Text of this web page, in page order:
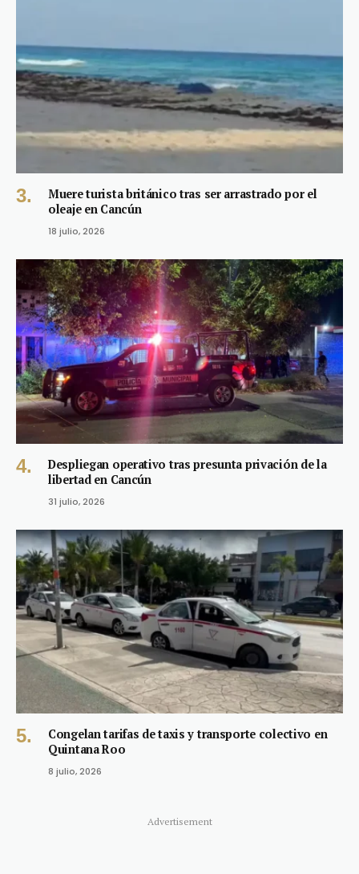
Muere turista británico tras ser arrastrado por el
oleaje en Cancún
18 julio, 2026
Despliegan operativo tras presunta privación de la
libertad en Cancún
31 julio, 2026
Congelan tarifas de taxis y transporte colectivo en
Quintana Roo
8 julio, 2026
Advertisement